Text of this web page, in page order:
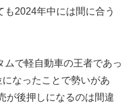
2024年中には間に合う
で軽自動車の王者であっ
なったことで勢いがあ
が後押しになるのは間違